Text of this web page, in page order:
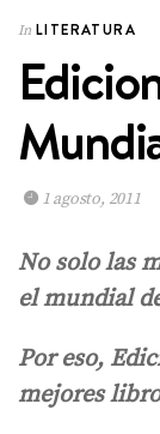
In LITERATURA
1 agosto, 2011
No solo las
el mundial
Por eso,
mejores